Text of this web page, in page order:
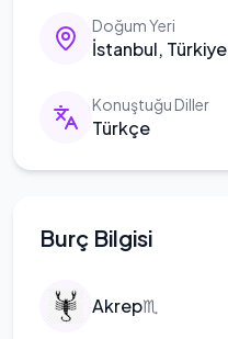
Doğum Yeri
İstanbul, Türkiye
Konuştuğu Diller
Türkçe
Burç Bilgisi
Akrep♏